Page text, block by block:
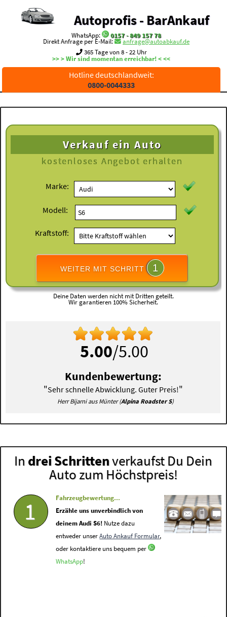
Autoprofis - BarAnkauf
WhatsApp:
0157 - 849 157 78
Direkt Anfrage per E-Mail:
anfrage@autoabkauf.de
365 Tage von 8 - 22 Uhr
>> > Wir sind momentan erreichbar! < <<
Hotline deutschlandweit:
0800-0044333
Verkauf ein Auto
kostenloses Angebot erhalten
Marke:
Modell:
Kraftstoff:
WEITER MIT SCHRITT 1
Deine Daten werden nicht mit Dritten geteilt.
Wir garantieren 100% Sicherheit.
5.00/5.00
Kundenbewertung:
"Sehr schnelle Abwicklung. Guter Preis!"
Herr Bijarni aus Münter (Alpina Roadster S)
In drei Schrittenverkaufst Du Dein
Auto zum Höchstpreis!
1
Fahrzeugbewertung...
Erzähle uns unverbindlich von
deinem Audi S6! Nutze dazu
entweder unserAuto Ankauf Formular,
oder kontaktiere uns bequem per
WhatsApp!